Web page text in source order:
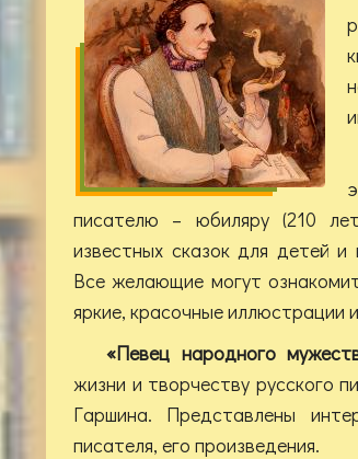
писателю – юбиляру (210
известных сказок для детей
Все желающие могут
яркие, красочные иллюстрации
«Певец народного
жизни и творчеству русского
Гаршина. Представлены
писателя, его произведения.